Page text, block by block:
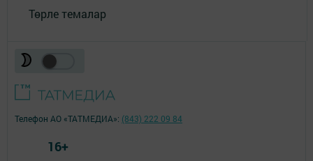
Төрле темалар
Телефон АО «ТАТМЕДИА»: (843) 222 09 84
16+